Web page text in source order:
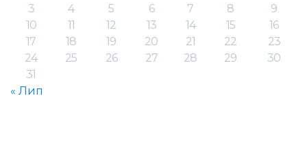
3
4 5 6 7 8
9
10
11 12 13 14 15
16
17
18 19 20 21 22
23
24
25 26 27 28 29
30
31
« Лип